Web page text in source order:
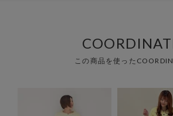
この商品を使った